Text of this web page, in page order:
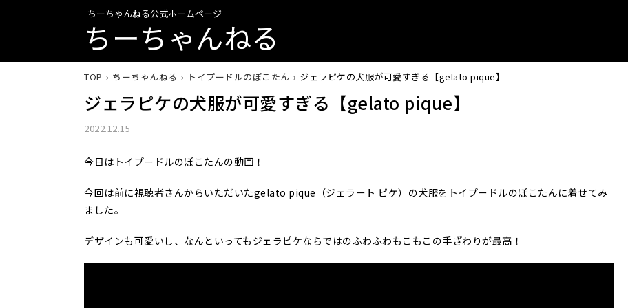
ちーちゃんねる公式ホームページ
ちーちゃんねる
TOP ちーちゃんねる トイプードルのぽこたん ジェラピケの犬服が可愛すぎる【gelato pique】
ジェラピケの犬服が可愛すぎる【gelato pique】
2022.12.15
今日はトイプードルのぽこたんの動画！
今回は前に視聴者さんからいただいたgelato pique（ジェラート ピケ）の犬服をトイプードルのぽこたんに着せてみ
ました。
デザインも可愛いし、なんといってもジェラピケならではのふわふわもこもこの手ざわりが最高！